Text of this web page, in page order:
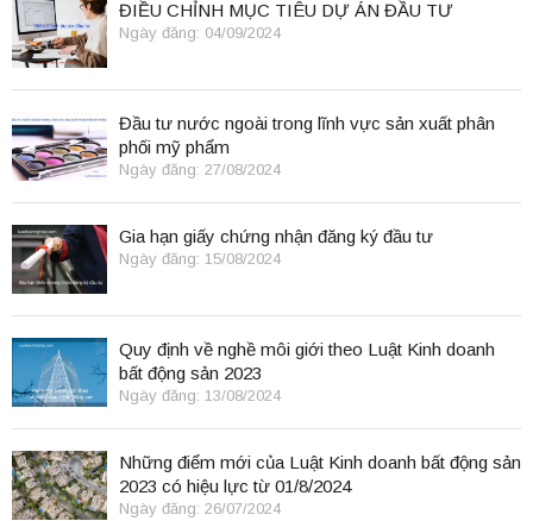
ĐIỀU CHỈNH MỤC TIÊU DỰ ÁN ĐẦU TƯ
Ngày đăng: 04/09/2024
Đầu tư nước ngoài trong lĩnh vực sản xuất phân
phối mỹ phẩm
Ngày đăng: 27/08/2024
Gia hạn giấy chứng nhận đăng ký đầu tư
Ngày đăng: 15/08/2024
Quy định về nghề môi giới theo Luật Kinh doanh
bất động sản 2023
Ngày đăng: 13/08/2024
Những điểm mới của Luật Kinh doanh bất động sản
2023 có hiệu lực từ 01/8/2024
Ngày đăng: 26/07/2024